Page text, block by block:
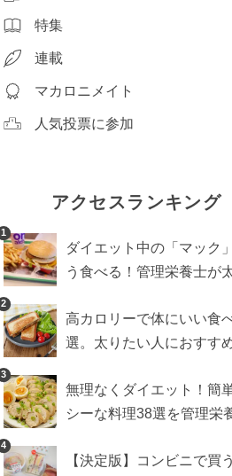
特集
連載
マカロニメイト
人気投票に参加
アクセスランキング
1
ダイエット中の「マック
う食べる！管理栄養士が
2
高カロリーで体にいい食
選。太りたい人におすす
3
無理なくダイエット！簡
シーな料理38選を管理栄
4
【決定版】コンビニで買